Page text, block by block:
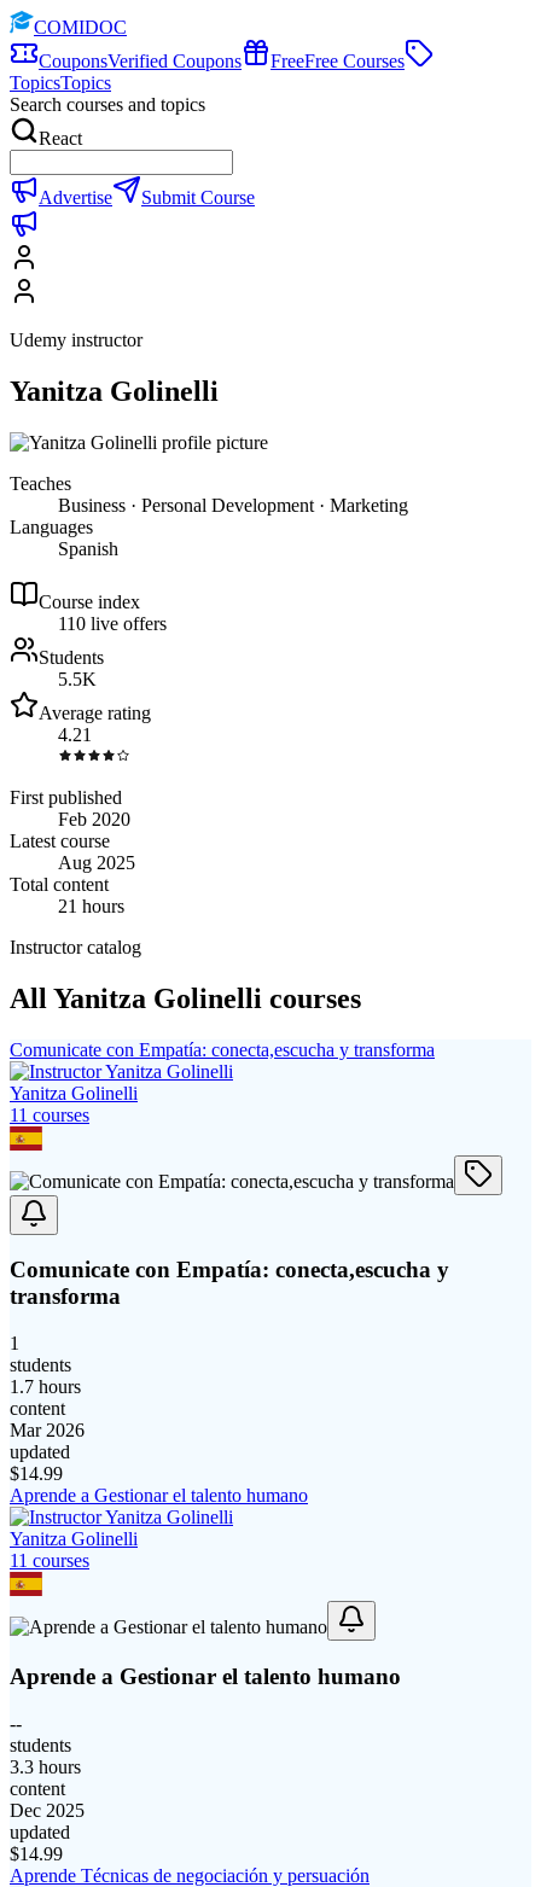
COMIDOC
CouponsVerified Coupons FreeFree Courses
TopicsTopics
Search courses and topics
React
Advertise Submit Course
Udemy instructor
Yanitza Golinelli
Teaches
Business · Personal Development · Marketing
Languages
Spanish
Course index
110 live offers
Students
5.5K
Average rating
4.21
First published
Feb 2020
Latest course
Aug 2025
Total content
21 hours
Instructor catalog
All Yanitza Golinelli courses
Comunicate con Empatía: conecta,escucha y transforma
Yanitza Golinelli
11 courses
Comunicate con Empatía: conecta,escucha y
transforma
1
students
1.7 hours
content
Mar 2026
updated
$14.99
Aprende a Gestionar el talento humano
Yanitza Golinelli
11 courses
Aprende a Gestionar el talento humano
--
students
3.3 hours
content
Dec 2025
updated
$14.99
Aprende Técnicas de negociación y persuación